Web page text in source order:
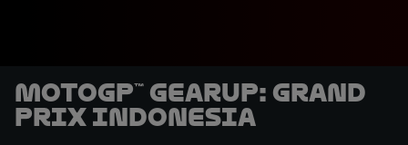
MotoGP™ GearUP: Grand
Prix Indonesia